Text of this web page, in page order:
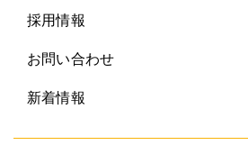
採用情報
お問い合わせ
新着情報